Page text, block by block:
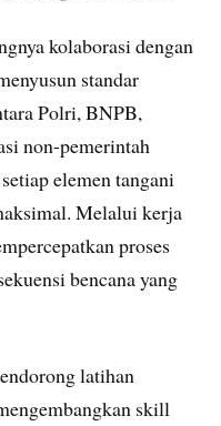
kolaborasi dengan
standar
Polri, BNPB,
non-pemerintah
elemen tangani
Melalui kerja
proses
bencana yang
latihan
skill